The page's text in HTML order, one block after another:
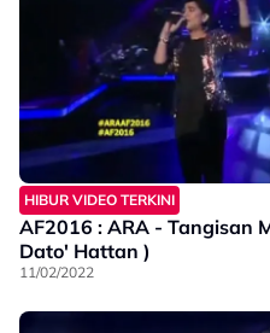
HIBUR VIDEO TERKINI
AF2016 : ARA - Tangisan
Dato' Hattan )
11/02/2022